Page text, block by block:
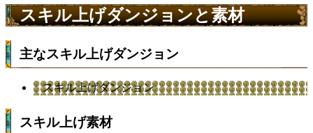
スキル上げダンジョンと素材
主なスキル上げダンジョン
スキル上げダンジョン
スキル上げ素材